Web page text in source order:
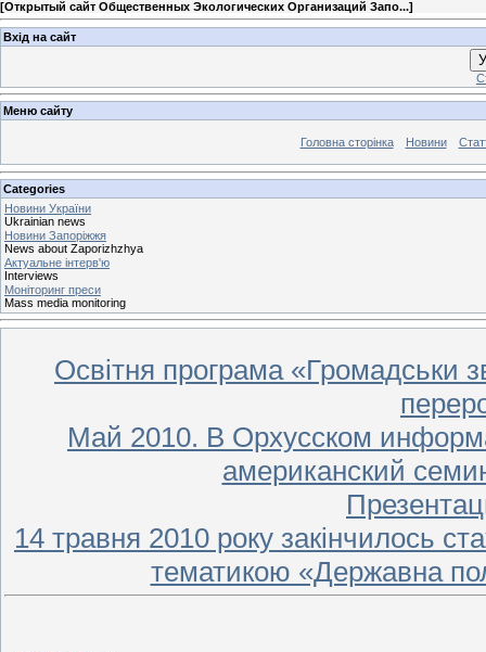
[Открытый сайт Общественных Экологических Организаций Запо...]
Вхід на сайт
Меню сайту
Головна сторінка Новини
Categories
Новини України
Ukrainian news
Новини Запоріжжя
News about Zaporizhzhya
Актуальне інтерв'ю
Interviews
Моніторинг преси
Mass media monitoring
Освітня програма «Громадськи
Май 2010. В Орхусском
американский
14 травня 2010 року закінчилось
тематикою «Державна